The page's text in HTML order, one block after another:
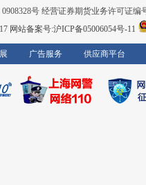
号 经营证券期货业务许可证编
网站备案号:沪ICP备05006054号-11
广告服务 供应商平台